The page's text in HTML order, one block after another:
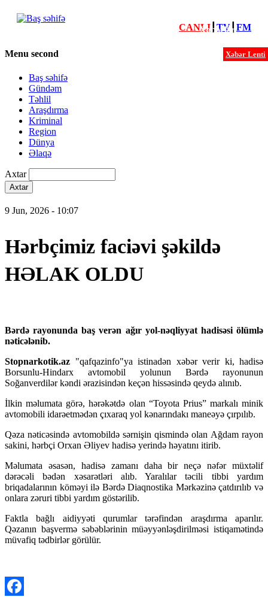
Xəbərlər
Xəbər Lenti
CANLI┃ TV┃ FM
Menu second
Baş səhifə
Gündəm
Təhlil
Araşdırma
Kriminal
Region
Dünya
Əlaqə
Axtar
9 Jun, 2026 - 10:07
Hərbçimiz faciəvi şəkildə
HƏLAK OLDU
Bərdə rayonunda baş verən ağır yol-nəqliyyat hadisəsi ölümlə
nəticələnib.
Stopnarkotik.az "qafqazinfo"ya istinadən xəbər verir ki, hadisə
Borsunlu-Hindarx avtomobil yolunun Bərdə rayonunun
Soğanverdilər kəndi ərazisindən keçən hissəsində qeydə alınıb.
İlkin məlumata görə, hərəkətdə olan “Toyota Prius” markalı minik
avtomobili idarəetmədən çıxaraq yol kənarındakı maneəyə çırpılıb.
Qəza nəticəsində avtomobildə sərnişin qismində olan Ağdam rayon
sakini, hərbçi Orxan Əliyev hadisə yerində həyatını itirib.
Məlumata əsasən, hadisə zamanı daha bir neçə nəfər müxtəlif
dərəcəli bədən xəsarətləri alıb. Yaralılar təcili tibbi yardım
briqadalarının köməyi ilə Bərdə Diaqnostika Mərkəzinə çatdırılıb və
onlara zəruri tibbi yardım göstərilib.
Faktla bağlı aidiyyəti qurumlar tərəfindən araşdırma aparılır.
Qəzanın başvermə səbəblərinin müəyyənləşdirilməsi istiqamətində
müvafiq tədbirlər görülür.